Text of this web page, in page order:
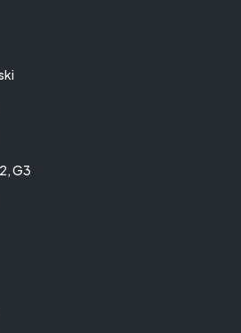
G3